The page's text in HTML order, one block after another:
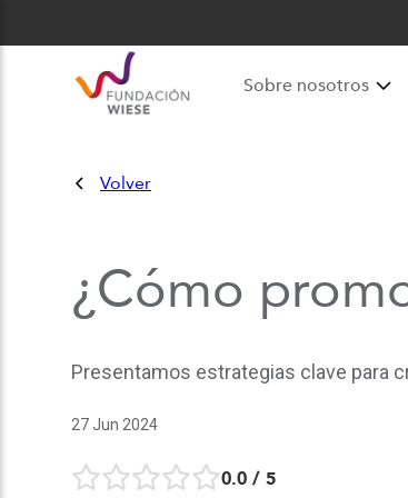
Sobre nosotros
Volver
¿Cómo
Presentamos estrategias clave para
27 Jun 2024
0.0 / 5